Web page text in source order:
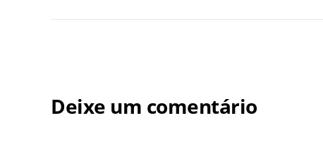
Deixe um comentário